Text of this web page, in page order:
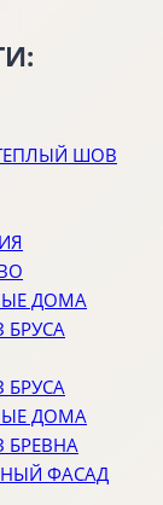
ШОВ
ДОМА
ДОМА
БРЕВНА
ФАСАД